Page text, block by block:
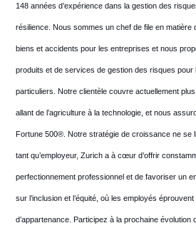
148 années d’expérience dans la gestion des
résilience. Nous sommes un chef de file en matière
biens et accidents pour les entreprises et nous
produits et de services de gestion des risques pour
particuliers. Notre clientèle couvre actuellement plus
allant de l’agriculture à la technologie, et nous
Fortune 500®. Notre stratégie de croissance ne se
tant qu’employeur, Zurich a à cœur d’offrir
perfectionnement professionnel et de favoriser un
sur l’inclusion et l’équité, où les employés
d’appartenance. Participez à la prochaine évolution